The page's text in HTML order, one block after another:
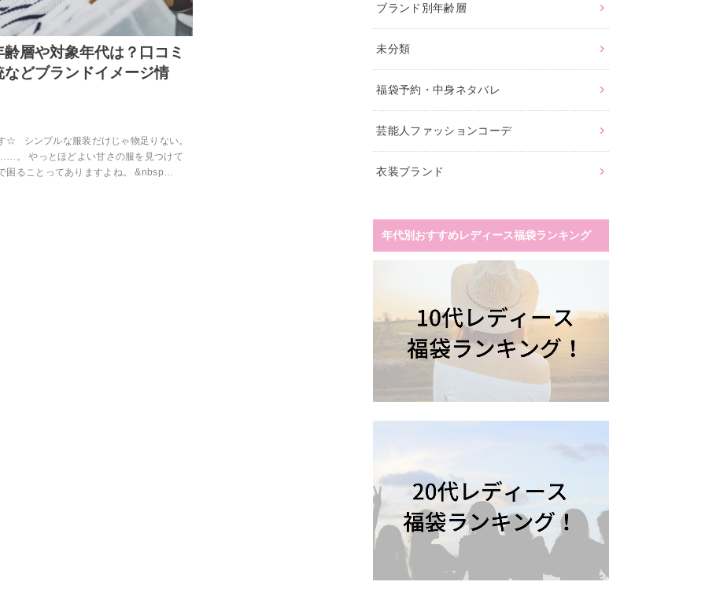
層や対象年代は？口コミ
どブランドイメージ情
☆ シンプルな服装だけじゃ物足りない。
。 やっとほどよい甘さの服を見つけて
困ることってありますよね。 &nbsp…
ブランド別年齢層
未分類
福袋予約・中身ネタバレ
芸能人ファッションコーデ
衣装ブランド
年代別おすすめレディース福袋ランキング